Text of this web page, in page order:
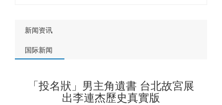
新闻资讯
国际新闻
「投名狀」男主角遺書 台北故宮展
出李連杰歷史真實版